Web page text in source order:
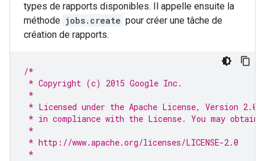
types de rapports disponibles. Il appelle ensuite la
méthode jobs.create pour créer une tâche de
création de rapports.
/*
* Copyright (c) 2015 Google Inc.
*
* Licensed under the Apache License, Version
* in compliance with the License. You may
*
* http://www.apache.org/licenses/LICENSE-2.0
*